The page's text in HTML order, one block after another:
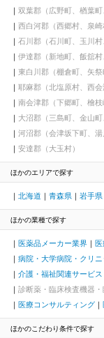
双葉郡（広野町、楢葉
西白河郡（西郷村、泉崎
石川郡（石川町、玉川村
伊達郡（新地町、飯舘村
東白川郡（棚倉町、矢祭
耶麻郡（北塩原村、西会
南会津郡（下郷町、檜枝
大沼郡（三島町、金山町
河沼郡（会津坂下町、湯
安達郡（大玉村）
ほかのエリアで探す
北海道 青森県 岩手県
ほかの業種で探す
医薬品メーカー業界 医
病院・大学病院・クリニ
介護・福祉関連サービス
診断薬・臨床検査機器
医療コンサルティング
ほかのこだわり条件で探す